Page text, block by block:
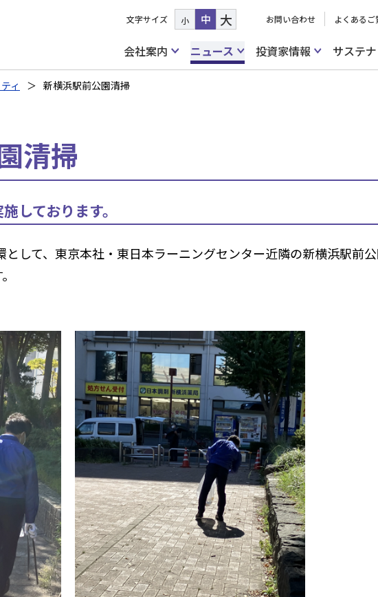
文字サイズ 小 中 大 お問い合わせ よくあるご
会社案内
ニュース 投資家情報 サステ
ィ 新横浜駅前公園清掃
清掃
しております。
して、東京本社・東日本ラーニングセンター近隣の新横浜駅前